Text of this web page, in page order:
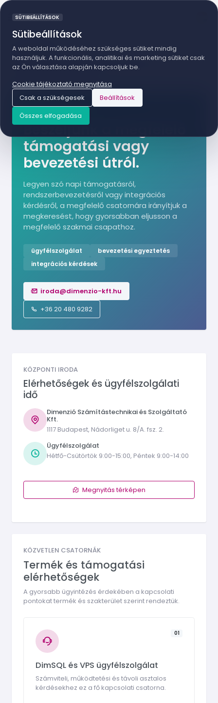
SÜTIBEÁLLÍTÁSOK
Sütibeállítások
A weboldal működéséhez szükséges sütiket mindig
használjuk. A funkcionális, analitikai és marketing sütiket csak
az Ön választása alapján kapcsoljuk be.
Cookie tájékoztató megnyitása
Csak a szükségesek
Beállítások
Összes elfogadása
KAPCSOLAT
A központi irodai elérhetőségeink mellett külön
ügyfélszolgálati csatornákat biztosítunk a DimSQL, VPS és
Beszéljünk a megfelelő
támogatási vagy
bevezetési útról.
Legyen szó napi támogatásról,
rendszerbevezetésről vagy integrációs
kérdésről, a megfelelő csatornára irányítjuk a
megkeresést, hogy gyorsabban eljusson a
megfelelő szakmai csapathoz.
ügyfélszolgálat
bevezetési egyeztetés
integrációs kérdések
iroda@dimenzio-kft.hu
+36 20 480 9282
KÖZPONTI IRODA
Elérhetőségek és ügyfélszolgálati
idő
Dimenzió Számítástechnikai és Szolgáltató
Kft.
1117 Budapest, Nádorliget u. 8/A. fsz. 2.
Ügyfélszolgálat
Hétfő-Csütörtök 9:00-15:00, Péntek 9:00-14:00
Megnyitás térképen
KÖZVETLEN CSATORNÁK
Termék és támogatási
elérhetőségek
A gyorsabb ügyintézés érdekében a kapcsolati
pontokat termék és szakterület szerint rendeztük.
01
DimSQL és VPS ügyfélszolgálat
Számviteli, működtetési és távoli asztalos
kérdésekhez ez a fő kapcsolati csatorna.